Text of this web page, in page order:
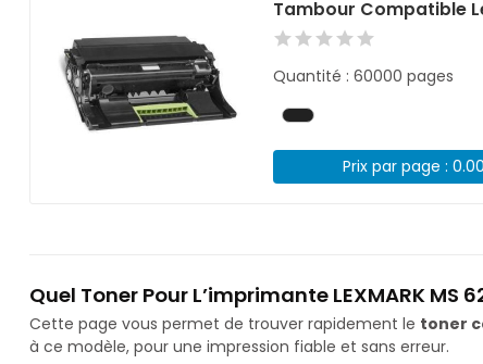
Tambour Compatible
Quantité : 60000 pages
Prix par page :
Quel Toner Pour L’imprimante LEXMARK MS
Cette page vous permet de trouver rapidement le toner
à ce modèle, pour une impression fiable et sans erreur.